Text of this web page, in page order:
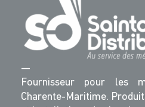
—
Fournisseur pour les
Charente-Maritime.